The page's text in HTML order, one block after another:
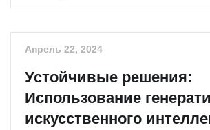
Апрель 22, 2024
Устойчивые решения:
Использование
искусственного